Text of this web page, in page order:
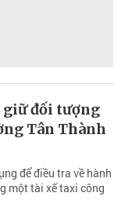
giữ đối tượng
Tân Thành
để điều tra về hành
một tài xế taxi công